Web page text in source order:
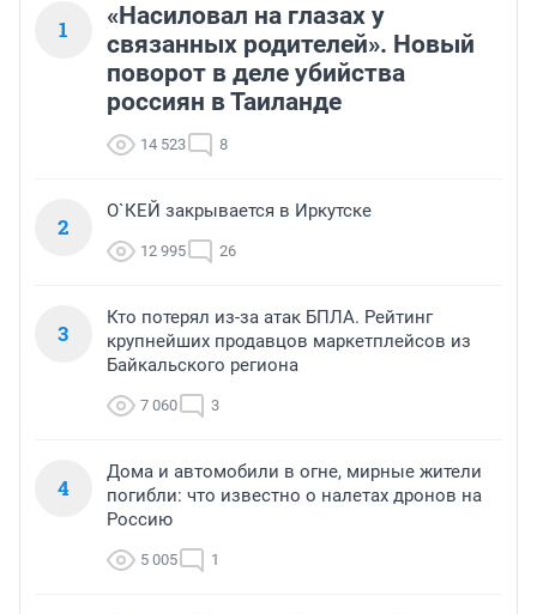
1
«Насиловал на глазах у
связанных родителей». Новый
поворот в деле убийства
россиян в Таиланде
14 523 8
2
О`КЕЙ закрывается в Иркутске
12 995 26
3
Кто потерял из-за атак БПЛА. Рейтинг
крупнейших продавцов маркетплейсов из
Байкальского региона
7 060 3
4
Дома и автомобили в огне, мирные жители
погибли: что известно о налетах дронов на
Россию
5 005 1